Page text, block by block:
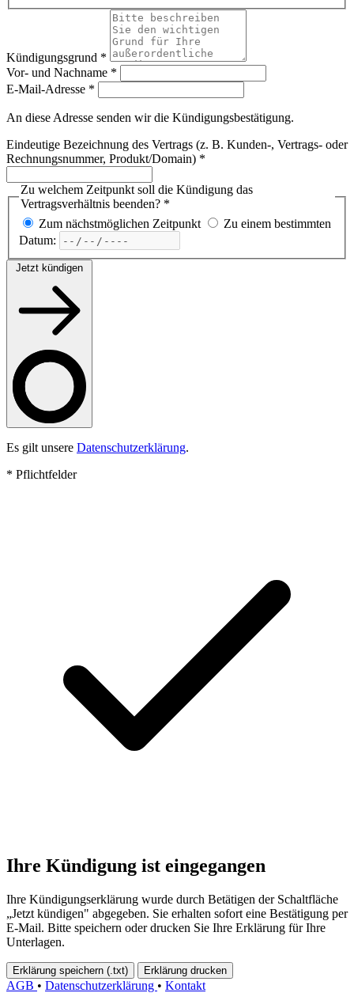
Kündigungsgrund *
Vor- und Nachname *
E-Mail-Adresse *
An diese Adresse senden wir die Kündigungsbestätigung.
Eindeutige Bezeichnung des Vertrags (z. B. Kunden-, Vertrags- oder
Rechnungsnummer, Produkt/Domain) *
Zu welchem Zeitpunkt soll die Kündigung das
Vertragsverhältnis beenden? *
Zum nächstmöglichen Zeitpunkt
Zu einem bestimmten
Datum:
Jetzt kündigen
Es gilt unsere Datenschutzerklärung.
* Pflichtfelder
Ihre Kündigung ist eingegangen
Ihre Kündigungserklärung wurde durch Betätigen der Schaltfläche
„Jetzt kündigen" abgegeben. Sie erhalten sofort eine Bestätigung per
E-Mail. Bitte speichern oder drucken Sie Ihre Erklärung für Ihre
Unterlagen.
Erklärung speichern (.txt) Erklärung drucken
AGB • Datenschutzerklärung • Kontakt